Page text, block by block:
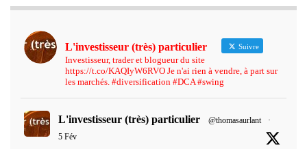
L'investisseur (très) particulier Suivre
Investisseur, trader et blogueur du site
https://t.co/KAQIyW6RVO Je n'ai rien à vendre, à part sur
les marchés. #diversification #DCA #swing
L'investisseur (très) particulier @thomasaurlant
·
5 Fév